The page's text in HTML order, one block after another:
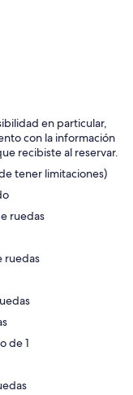
en particular,
con la información
recibiste al reservar.
tener limitaciones)
ruedas
ruedas
de 1